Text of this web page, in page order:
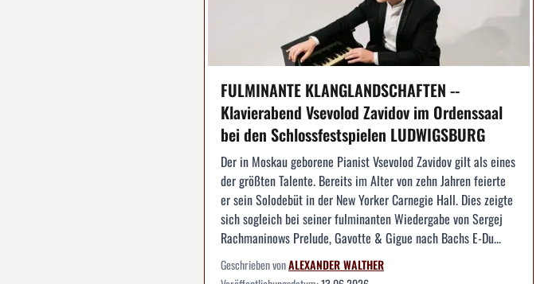
FULMINANTE KLANGLANDSCHAFTEN --
Klavierabend Vsevolod Zavidov im Ordenssaal
bei den Schlossfestspielen LUDWIGSBURG
Der in Moskau geborene Pianist Vsevolod Zavidov gilt als eines
der größten Talente. Bereits im Alter von zehn Jahren feierte
er sein Solodebüt in der New Yorker Carnegie Hall. Dies zeigte
sich sogleich bei seiner fulminanten Wiedergabe von Sergej
Rachmaninows Prelude, Gavotte & Gigue nach Bachs E-Du...
Geschrieben vonALEXANDER WALTHER